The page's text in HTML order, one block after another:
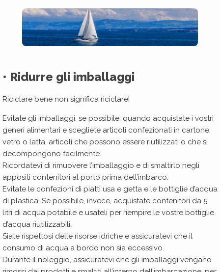
• Ridurre gli imballaggi
Riciclare bene non significa riciclare!
Evitate gli imballaggi, se possibile, quando acquistate i vostri
generi alimentari e scegliete articoli confezionati in cartone,
vetro o latta, articoli che possono essere riutilizzati o che si
decompongono facilmente.
Ricordatevi di rimuovere l’imballaggio e di smaltirlo negli
appositi contenitori al porto prima dell’imbarco.
Evitate le confezioni di piatti usa e getta e le bottiglie d’acqua
di plastica. Se possibile, invece, acquistate contenitori da 5
litri di acqua potabile e usateli per riempire le vostre bottiglie
d’acqua riutilizzabili.
Siate rispettosi delle risorse idriche e assicuratevi che il
consumo di acqua a bordo non sia eccessivo.
Durante il noleggio, assicuratevi che gli imballaggi vengano